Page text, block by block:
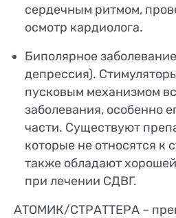
сердечным ритмом,
осмотр кардиолога.
Биполярное
депрессия).
пусковым механизмом
заболевания, особенно
части. Существуют
которые не относятся к
также обладают
при лечении СДВГ.
АТОМИК/СТРАТТЕРА –